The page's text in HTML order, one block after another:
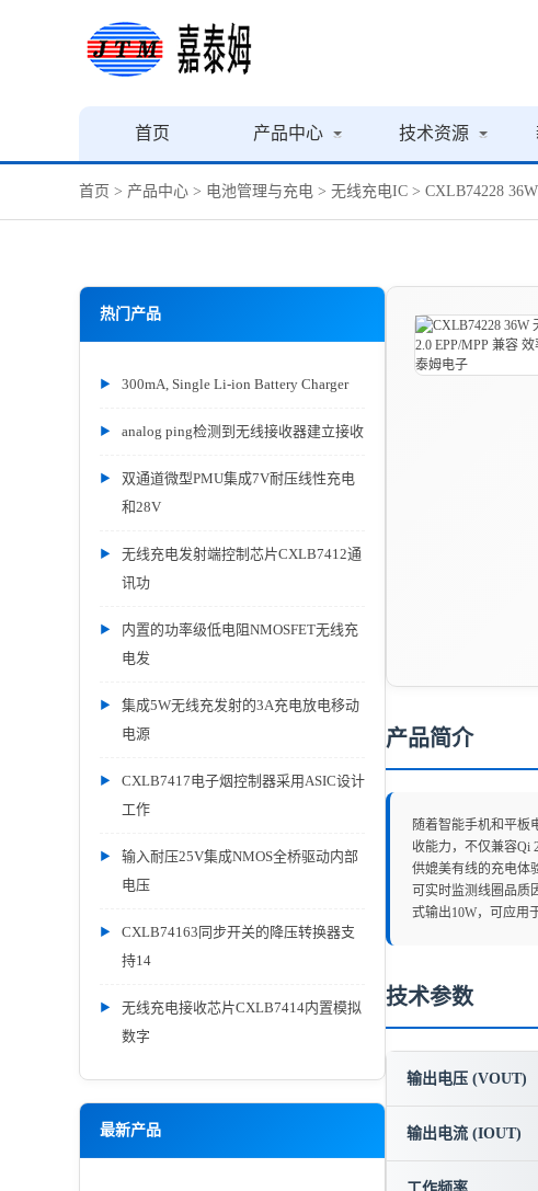
首页 产品中心 技术资源
首页 > 产品中心 > 电池管理与充电 > 无线充电IC > CXLB74228
热门产品
300mA, Single Li-ion Battery Charger
analog ping检测到无线接收器建立接收
双通道微型PMU集成7V耐压线性充电
和28V
无线充电发射端控制芯片CXLB7412通
讯功
内置的功率级低电阻NMOSFET无线充
电发
集成5W无线充发射的3A充电放电移动
电源
CXLB7417电子烟控制器采用ASIC设计
工作
输入耐压25V集成NMOS全桥驱动内部
电压
CXLB74163同步开关的降压转换器支
持14
无线充电接收芯片CXLB7414内置模拟
数字
最新产品
产品简介
随着智能手机和平板
收能力，不仅兼容Qi
供媲美有线的充电体
可实时监测线圈品质
式输出10W，可应用
技术参数
输出电压 (VOUT)
输出电流 (IOUT)